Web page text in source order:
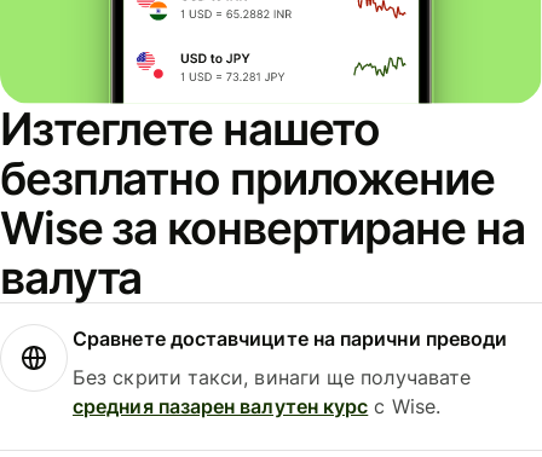
Изтеглете нашето
безплатно приложение
Wise за конвертиране на
валута
Сравнете доставчиците на парични преводи
Без скрити такси, винаги ще получавате
средния пазарен валутен курс с Wise.